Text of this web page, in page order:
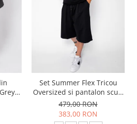
Set Summer Flex Tricou
Oversized si pantalon scurt
Baggy Black
479,00 RON
383,00 RON